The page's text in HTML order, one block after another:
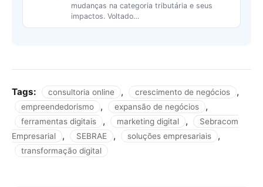
mudanças na categoria tributária e seus
impactos. Voltado…
Tags: consultoria online , crescimento de negócios ,
empreendedorismo , expansão de negócios ,
ferramentas digitais , marketing digital ,
Sebracom
Empresarial
, SEBRAE , soluções empresariais ,
transformação digital